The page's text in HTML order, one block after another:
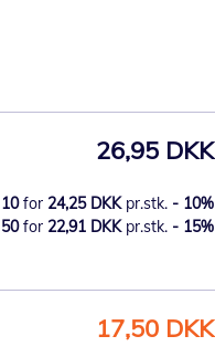
26,95 DKK
10for 24,25 DKK pr.stk. - 10%
50for 22,91 DKK pr.stk. - 15%
Tilbudspris
17,50 DKK